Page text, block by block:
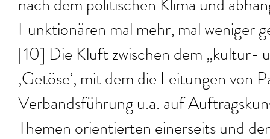
nach dem politischen Klima und
Funktionären mal mehr, mal weniger
[10] Die Kluft zwischen dem „kultur-
‚Getöse‘, mit dem die Leitungen von
Verbandsführung u.a. auf
Themen orientierten einerseits und